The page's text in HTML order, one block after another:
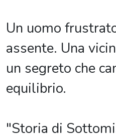
Un uomo
assente. Una
un segreto che
equilibrio.
"Storia di